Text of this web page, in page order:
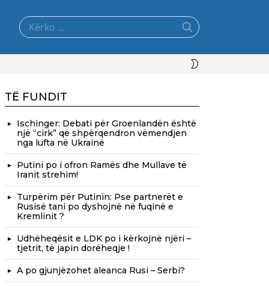
Search
for:
TË FUNDIT
Ischinger: Debati për Groenlandën është
një “cirk” që shpërqendron vëmendjen
nga lufta në Ukrainë
Putini po i ofron Ramës dhe Mullave të
Iranit strehim!
Turpërim për Putinin: Pse partnerët e
Rusisë tani po dyshojnë në fuqinë e
Kremlinit ?
Udhëheqësit e LDK po i kërkojnë njëri –
tjetrit, të japin dorëheqje !
A po gjunjëzohet aleanca Rusi – Serbi?